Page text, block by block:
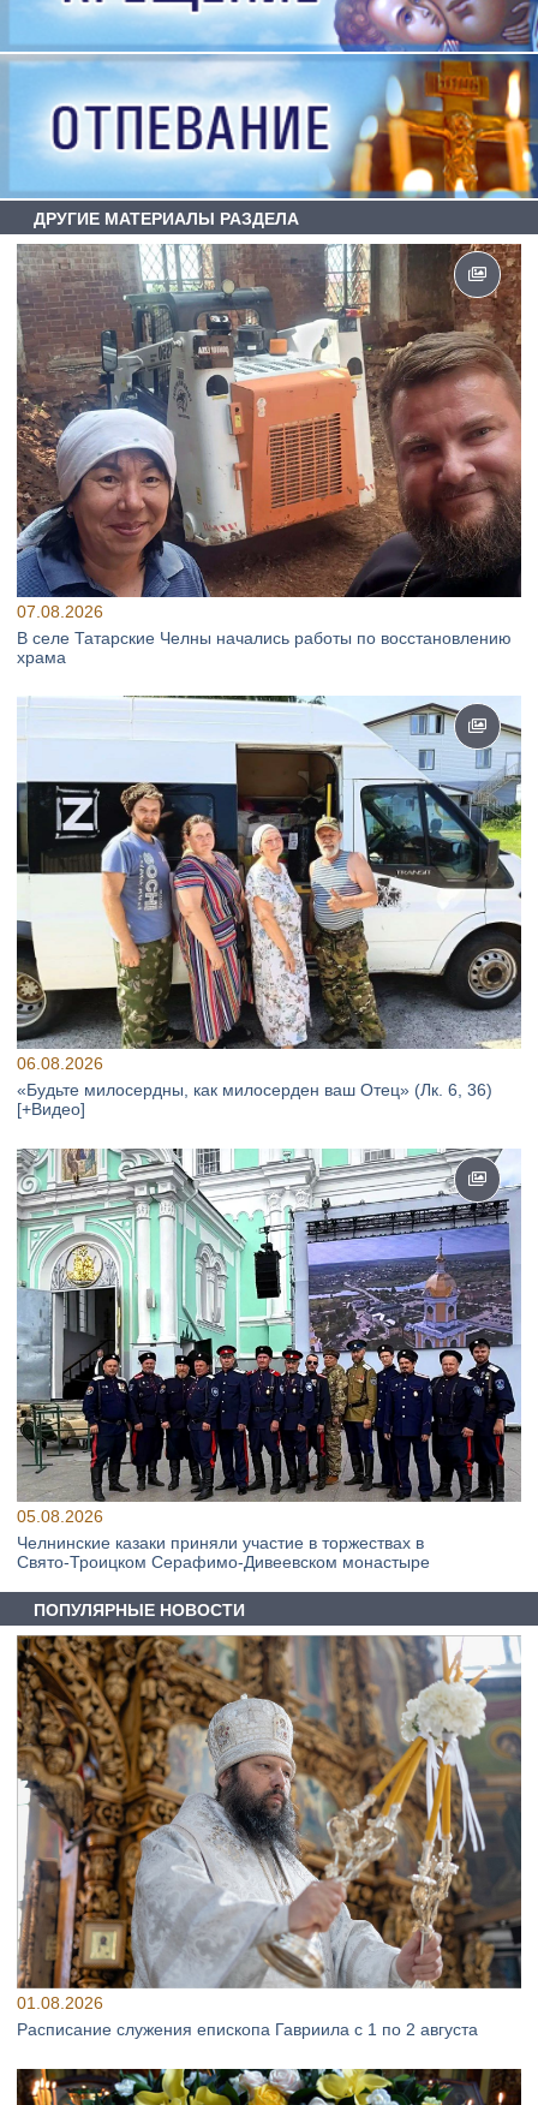
ДРУГИЕ МАТЕРИАЛЫ РАЗДЕЛА
07.08.2026
В селе Татарские Челны начались работы по восстановлению
храма
06.08.2026
«Будьте милосердны, как милосерден ваш Отец» (Лк. 6, 36)
[+Видео]
05.08.2026
Челнинские казаки приняли участие в торжествах в
Свято‑Троицком Серафимо‑Дивеевском монастыре
ПОПУЛЯРНЫЕ НОВОСТИ
01.08.2026
Расписание служения епископа Гавриила с 1 по 2 августа